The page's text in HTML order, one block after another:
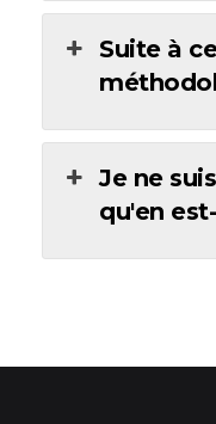
Suite à
Je ne
qu'en